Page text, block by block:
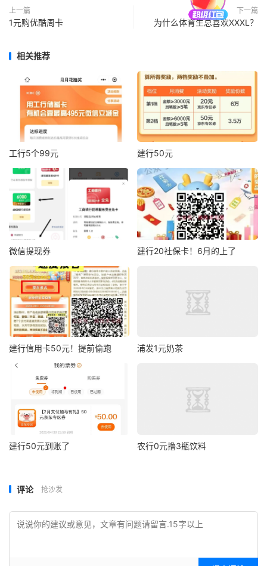
上一篇
1元购优酷周卡
下一篇
为什么体育生总喜欢XXXL？
相关推荐
工行5个99元 建行50元
微信提现券 建行20社保卡！6月的上了
建行信用卡50元！提前偷跑 浦发1元奶茶
建行50元到账了 农行0元撸3瓶饮料
评论 抢沙发